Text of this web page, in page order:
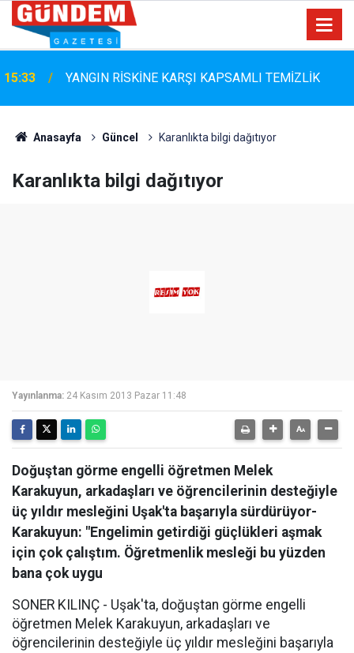
15:06
Marmaris Belediyespor'da Altyapıya Güçlü Takviye:
Mustafa Çolakoğlu ile Sözleşme İmzalandı
Anasayfa Güncel Karanlıkta bilgi dağıtıyor
Karanlıkta bilgi dağıtıyor
Yayınlanma: 24 Kasım 2013 Pazar 11:48
Doğuştan görme engelli öğretmen Melek
Karakuyun, arkadaşları ve öğrencilerinin desteğiyle
üç yıldır mesleğini Uşak'ta başarıyla sürdürüyor-
Karakuyun: "Engelimin getirdiği güçlükleri aşmak
için çok çalıştım. Öğretmenlik mesleği bu yüzden
bana çok uygu
SONER KILINÇ - Uşak'ta, doğuştan görme engelli
öğretmen Melek Karakuyun, arkadaşları ve
öğrencilerinin desteğiyle üç yıldır mesleğini başarıyla